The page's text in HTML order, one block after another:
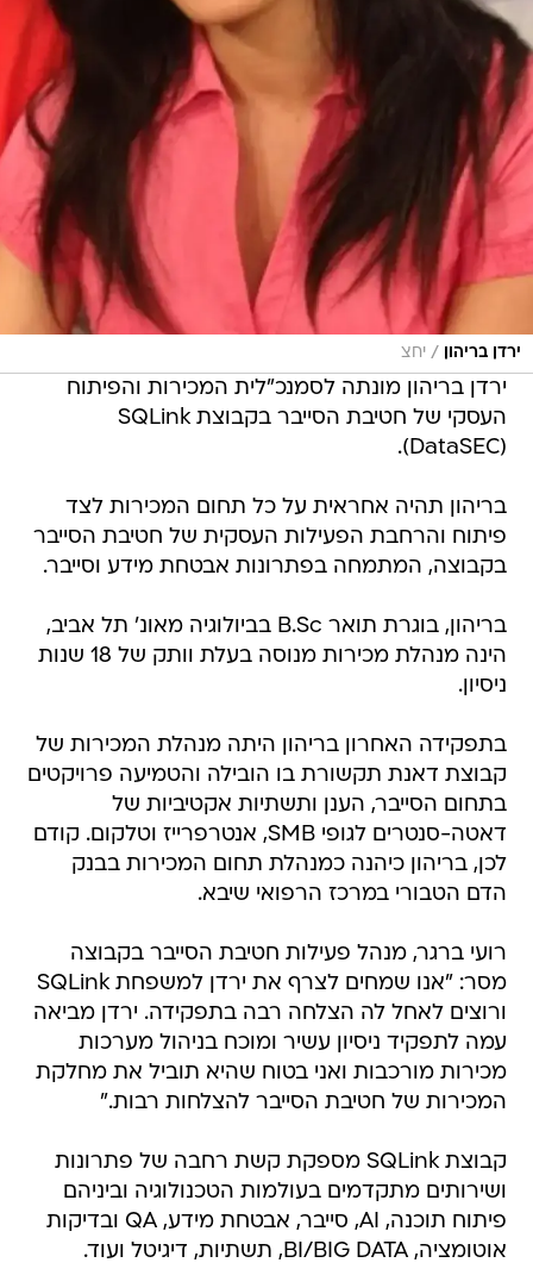
ירדן בריהון / יחצ
ירדן בריהון מונתה לסמנכ"לית המכירות והפיתוח
העסקי של חטיבת הסייבר בקבוצת SQLink
(DataSEC).
בריהון תהיה אחראית על כל תחום המכירות לצד
פיתוח והרחבת הפעילות העסקית של חטיבת הסייבר
בקבוצה, המתמחה בפתרונות אבטחת מידע וסייבר.
בריהון, בוגרת תואר B.Sc בביולוגיה מאונ' תל אביב,
הינה מנהלת מכירות מנוסה בעלת וותק של 18 שנות
ניסיון.
בתפקידה האחרון בריהון היתה מנהלת המכירות של
קבוצת דאנת תקשורת בו הובילה והטמיעה פרויקטים
בתחום הסייבר, הענן ותשתיות אקטיביות של
דאטה-סנטרים לגופי SMB, אנטרפרייז וטלקום. קודם
לכן, בריהון כיהנה כמנהלת תחום המכירות בבנק
הדם הטבורי במרכז הרפואי שיבא.
רועי ברגר, מנהל פעילות חטיבת הסייבר בקבוצה
מסר: "אנו שמחים לצרף את ירדן למשפחת SQLink
ורוצים לאחל לה הצלחה רבה בתפקידה. ירדן מביאה
עמה לתפקיד ניסיון עשיר ומוכח בניהול מערכות
מכירות מורכבות ואני בטוח שהיא תוביל את מחלקת
המכירות של חטיבת הסייבר להצלחות רבות."
קבוצת SQLink מספקת קשת רחבה של פתרונות
ושירותים מתקדמים בעולמות הטכנולוגיה וביניהם
פיתוח תוכנה, AI, סייבר, אבטחת מידע, QA ובדיקות
אוטומציה, BI/BIG DATA, תשתיות, דיגיטל ועוד.